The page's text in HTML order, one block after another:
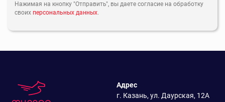
Нажимая на кнопку "Отправить", вы даете согласие на обработку
своих персональных данных.
Адрес
г. Казань, ул. Даурская, 12А